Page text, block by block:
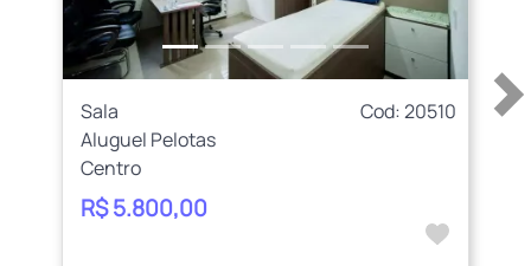
Sala
Cod: 20510
Aluguel Pelotas
Centro
R$ 5.800,00